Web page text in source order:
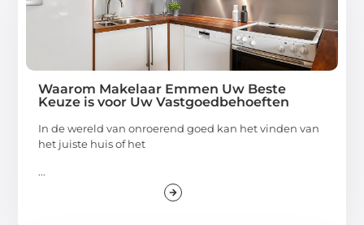
Waarom Makelaar Emmen Uw Beste
Keuze is voor Uw Vastgoedbehoeften
In de wereld van onroerend goed kan het vinden van
het juiste huis of het
...